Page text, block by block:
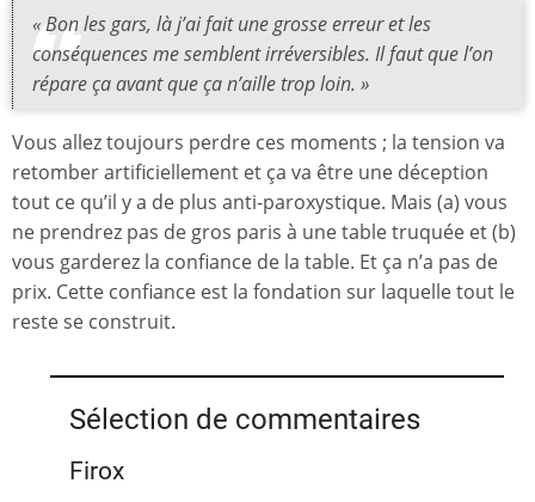
« Bon les gars, là j’ai fait une grosse erreur et les
conséquences me semblent irréversibles. Il faut que l’on
répare ça avant que ça n’aille trop loin. »
Vous allez toujours perdre ces moments ; la tension va
retomber artificiellement et ça va être une déception
tout ce qu’il y a de plus anti-paroxystique. Mais (a) vous
ne prendrez pas de gros paris à une table truquée et (b)
vous garderez la confiance de la table. Et ça n’a pas de
prix. Cette confiance est la fondation sur laquelle tout le
reste se construit.
Sélection de commentaires
Firox